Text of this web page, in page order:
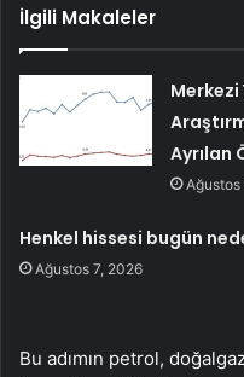
İlgili Makaleler
Ayrılan
Ağustos
Henkel hissesi bugün
Ağustos 7, 2026
Bu adımın petrol,